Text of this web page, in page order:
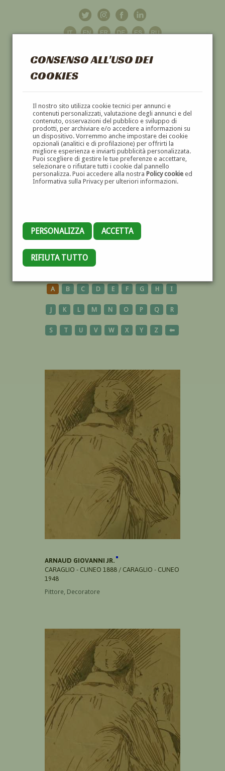
CONSENSO ALL'USO DEI
COOKIES
Il nostro sito utilizza cookie tecnici per annunci e
contenuti personalizzati, valutazione degli annunci e del
contenuto, osservazioni del pubblico e sviluppo di
prodotti, per archiviare e/o accedere a informazioni su
un dispositivo. Vorremmo anche impostare dei cookie
opzionali (analitici e di profilazione) per offrirti la
migliore esperienza e inviarti pubblicità personalizzata.
Puoi scegliere di gestire le tue preferenze e accettare,
selezionare o rifiutare tutti i cookie dal pannello
personalizza. Puoi accedere alla nostra Policy cookieed
Informativa sulla Privacy per ulteriori informazioni.
PERSONALIZZA ACCETTA
RIFIUTA TUTTO
GALLERIAD'ARTE
DIPINTI E SCULTURE '800 E '900
AUTORI
A B C D E F G H I
J K L M N O P Q R
S T U V W X Y Z ⬅
ARNAUD GIOVANNI JR.
CARAGLIO - CUNEO 1888 / CARAGLIO - CUNEO
1948
Pittore, Decoratore